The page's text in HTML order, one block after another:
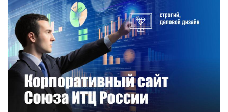
Смотреть проект